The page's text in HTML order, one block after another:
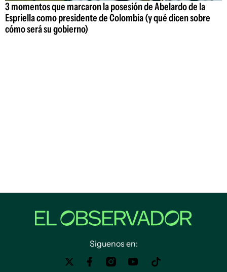
3 momentos que marcaron la posesión de Abelardo de la
Espriella como presidente de Colombia (y qué dicen sobre
cómo será su gobierno)
Siguenos en: